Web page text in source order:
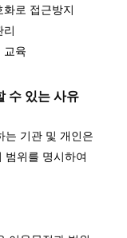
로 접근방지
교육
수 있는 사유
는 기관 및 개인은
범위를 명시하여